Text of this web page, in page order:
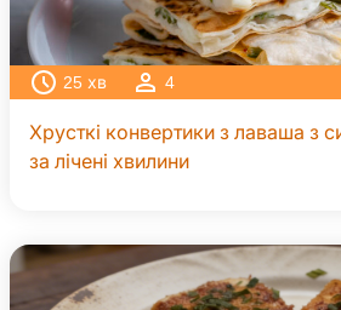
25 хв 4
Хрусткі конвертики з лаваша з
за лічені хвилини